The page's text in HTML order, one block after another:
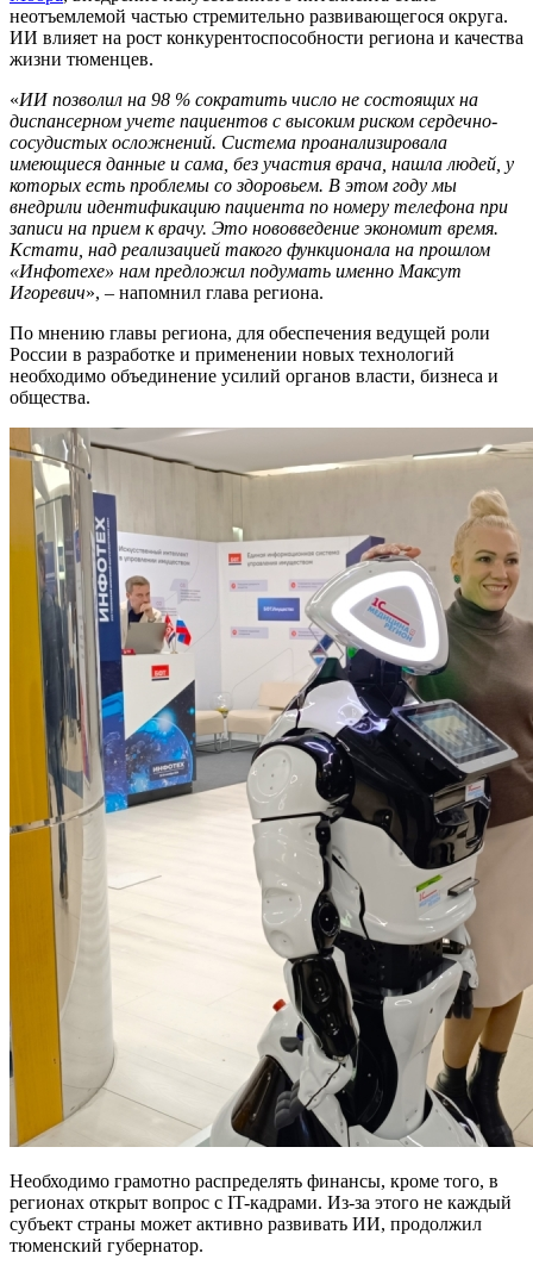
неотъемлемой частью стремительно развивающегося округа.
ИИ влияет на рост конкурентоспособности региона и качества
жизни тюменцев.
«ИИ позволил на 98 % сократить число не состоящих на
диспансерном учете пациентов с высоким риском сердечно-
сосудистых осложнений. Система проанализировала
имеющиеся данные и сама, без участия врача, нашла людей, у
которых есть проблемы со здоровьем. В этом году мы
внедрили идентификацию пациента по номеру телефона при
записи на прием к врачу. Это нововведение экономит время.
Кстати, над реализацией такого функционала на прошлом
«Инфотехе» нам предложил подумать именно Максут
Игоревич», – напомнил глава региона.
По мнению главы региона, для обеспечения ведущей роли
России в разработке и применении новых технологий
необходимо объединение усилий органов власти, бизнеса и
общества.
Необходимо грамотно распределять финансы, кроме того, в
регионах открыт вопрос с IT-кадрами. Из-за этого не каждый
субъект страны может активно развивать ИИ, продолжил
тюменский губернатор.